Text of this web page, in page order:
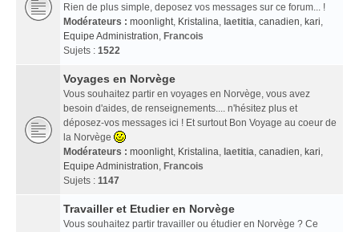
Rien de plus simple, deposez vos messages sur ce forum... !
Modérateurs : moonlight, Kristalina, laetitia, canadien, kari,
Equipe Administration, Francois
Sujets : 1522
Voyages en Norvège
Vous souhaitez partir en voyages en Norvège, vous avez
besoin d'aides, de renseignements.... n'hésitez plus et
déposez-vos messages ici ! Et surtout Bon Voyage au coeur de
la Norvège
Modérateurs : moonlight, Kristalina, laetitia, canadien, kari,
Equipe Administration, Francois
Sujets : 1147
Travailler et Etudier en Norvège
Vous souhaitez partir travailler ou étudier en Norvège ? Ce